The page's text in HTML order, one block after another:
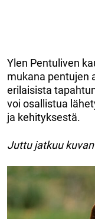
Ylen Pentuliven
mukana pentujen
erilaisista
voi osallistua
ja kehityksestä.
Juttu jatkuu